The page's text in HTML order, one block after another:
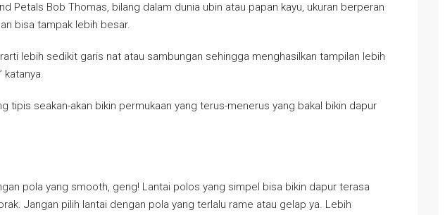
Petals Bob Thomas, bilang dalam dunia ubin atau papan kayu, ukuran berperan
bisa tampak lebih besar.
lebih sedikit garis nat atau sambungan sehingga menghasilkan tampilan lebih
katanya.
tipis seakan-akan bikin permukaan yang terus-menerus yang bakal bikin dapur
pola yang smooth, geng! Lantai polos yang simpel bisa bikin dapur terasa
Jangan pilih lantai dengan pola yang terlalu rame atau gelap ya. Lebih